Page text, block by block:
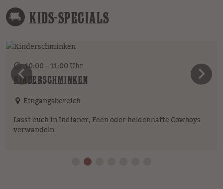
KIDS-SPECIALS
10:00 – 11:00 Uhr
KINDERSCHMINKEN
Eingangsbereich
Lasst euch in Indianer, Feen oder heldenhafte Cowboys
verwandeln
vorheriges Element